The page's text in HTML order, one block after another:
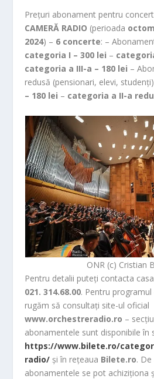
Prețuri abonament pentru
CAMERĂ RADIO (perioada
2024) – 6 concerte: –
categoria I – 300 lei –
categoria a III-a – 180 lei –
redusă (pensionari, elevi,
– 180 lei – categoria a II-a
ONR (c) Cristian
Pentru detalii puteți contacta
021. 314.68.00. Pentru
rugăm să consultați site-ul oficial
www.orchestreradio.ro –
abonamentele sunt disponibile în
https://www.bilete.ro/
radio/ și în rețeaua Bilete.ro.
abonamentele se pot achiziționa